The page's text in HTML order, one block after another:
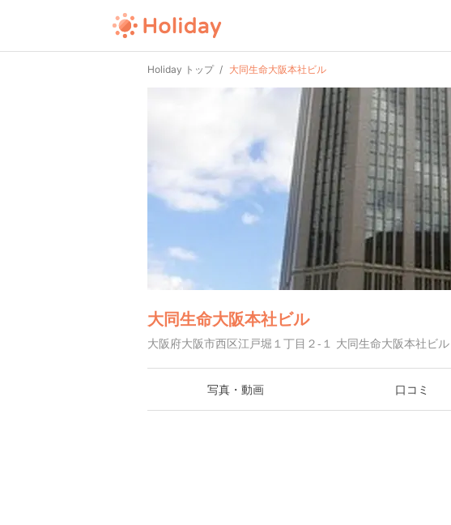
Holiday トップ 大同生命大阪本社ビル
大同生命大阪本社ビル
大阪府大阪市西区江戸堀１丁目２-１ 大同生命大阪本社ビル
写真・動画 口コミ